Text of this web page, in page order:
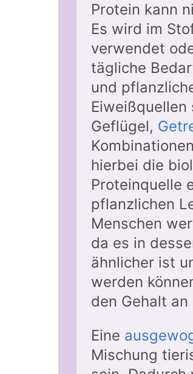
Protein kann
Es wird im
verwendet
tägliche
und
Eiweißquellen
Geflügel,
hierbei die
Proteinquelle
pflanzlichen
Menschen
da es in
ähnlicher ist
werden
den Gehalt
Eine
Mischung